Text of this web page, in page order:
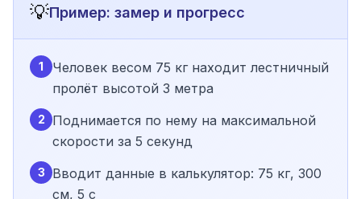
💡Пример: замер и прогресс
1
Человек весом 75 кг находит лестничный
пролёт высотой 3 метра
2
Поднимается по нему на максимальной
скорости за 5 секунд
3
Вводит данные в калькулятор: 75 кг, 300
см, 5 с